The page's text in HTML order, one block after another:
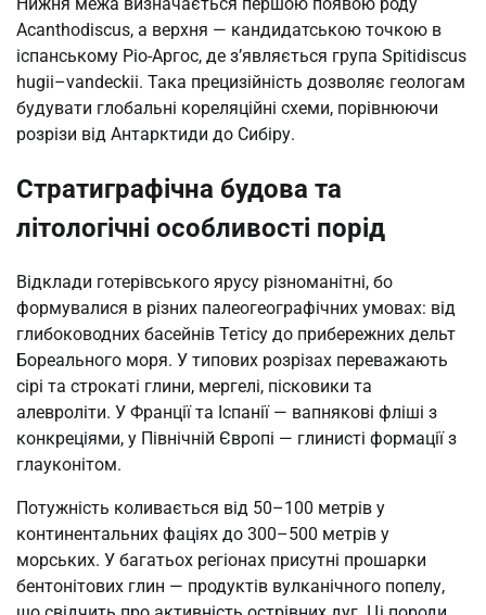
Acanthodiscus, а верхня — кандидатською точкою в
іспанському Ріо-Аргос, де з’являється група Spitidiscus
hugii–vandeckii. Така прецизійність дозволяє геологам
будувати глобальні кореляційні схеми, порівнюючи
розрізи від Антарктиди до Сибіру.
Стратиграфічна будова та
літологічні особливості порід
Відклади готерівського ярусу різноманітні, бо
формувалися в різних палеогеографічних умовах: від
глибоководних басейнів Тетісу до прибережних дельт
Бореального моря. У типових розрізах переважають
сірі та строкаті глини, мергелі, пісковики та
алевроліти. У Франції та Іспанії — вапнякові фліші з
конкреціями, у Північній Європі — глинисті формації з
глауконітом.
Потужність коливається від 50–100 метрів у
континентальних фаціях до 300–500 метрів у
морських. У багатьох регіонах присутні прошарки
бентонітових глин — продуктів вулканічного попелу,